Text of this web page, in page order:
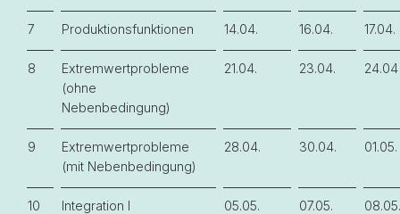
7 Produktionsfunktionen 14.04. 16.04. 17.04.
8
Extremwertprobleme
(ohne
Nebenbedingung)
21.04. 23.04. 24.04
9
Extremwertprobleme
(mit Nebenbedingung)
28.04. 30.04. 01.05.
10 Integration I 05.05. 07.05. 08.05.